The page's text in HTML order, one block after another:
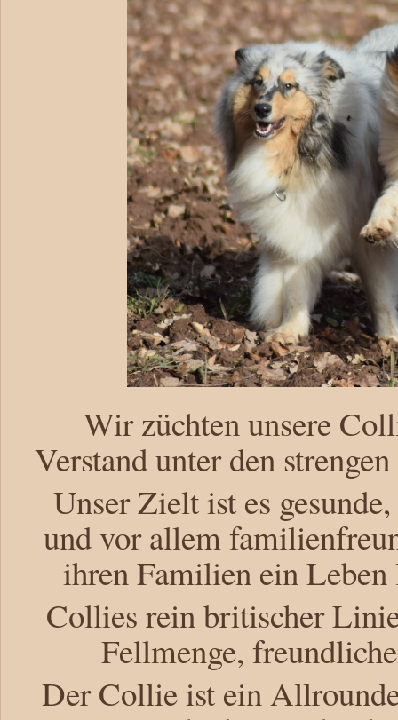
Wir züchten unsere
Verstand unter den
Unser Zielt ist es
und vor allem
ihren Familien ein Leben
Collies rein britischer
Fellmenge,
Der Collie ist ein